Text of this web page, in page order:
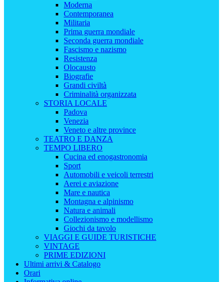
Moderna
Contemporanea
Militaria
Prima guerra mondiale
Seconda guerra mondiale
Fascismo e nazismo
Resistenza
Olocausto
Biografie
Grandi civiltà
Criminalità organizzata
STORIA LOCALE
Padova
Venezia
Veneto e altre province
TEATRO E DANZA
TEMPO LIBERO
Cucina ed enogastronomia
Sport
Automobili e veicoli terrestri
Aerei e aviazione
Mare e nautica
Montagna e alpinismo
Natura e animali
Collezionismo e modellismo
Giochi da tavolo
VIAGGI E GUIDE TURISTICHE
VINTAGE
PRIME EDIZIONI
Ultimi arrivi & Catalogo
Orari